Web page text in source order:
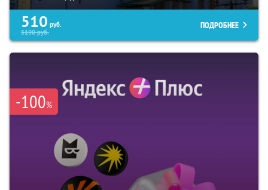
510 руб.
5190руб.
ПОДРОБНЕЕ
-100%